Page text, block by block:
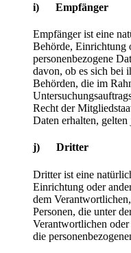
i) Empfänger
Empfänger ist eine
Behörde, Einrichtung
personenbezogene
davon, ob es sich bei
Behörden, die im
Recht der
Daten erhalten,
j) Dritter
Dritter ist eine
Einrichtung oder
dem
Personen, die unter
Verantwortlichen
die